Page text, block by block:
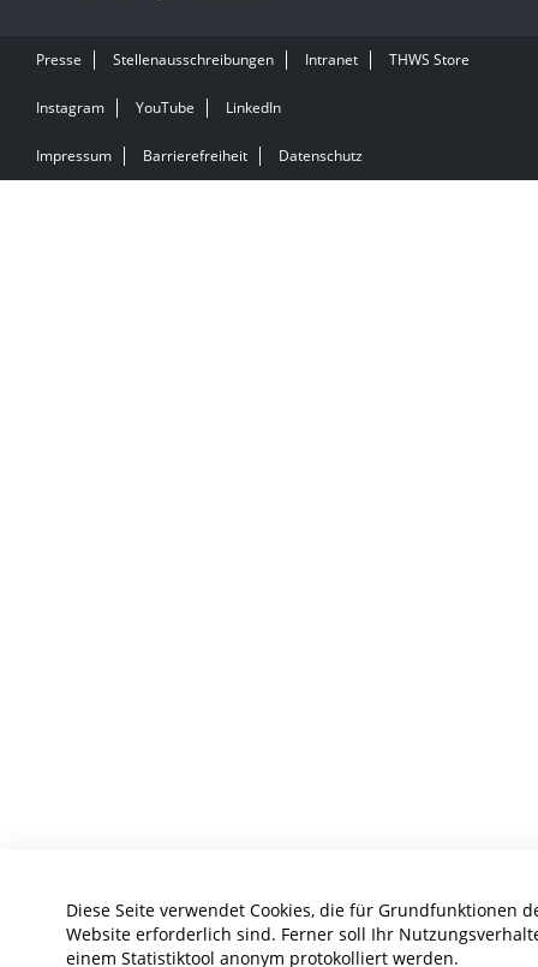
Diese Seite verwendet Cookies, die für Grundfunktionen
Website erforderlich sind. Ferner soll Ihr
einem Statistiktool anonym protokolliert werden.
Presse Stellenausschreibungen Intranet THWS Store
Instagram YouTube LinkedIn
Impressum Barrierefreiheit Datenschutz